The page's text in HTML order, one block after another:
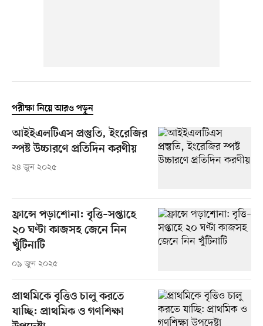
পরীক্ষা নিয়ে আরও পড়ুন
আইইএলটিএস প্রস্তুতি, ইংরেজির
স্পষ্ট উচ্চারণে প্রতিদিন করণীয়
২৪ জুন ২০২৫
ফ্রান্সে পড়াশোনা: বৃত্তি–সপ্তাহে
২০ ঘণ্টা কাজসহ জেনে নিন
খুঁটিনাটি
০৯ জুন ২০২৫
প্রাথমিকে বৃত্তিও চালু করতে
যাচ্ছি: প্রাথমিক ও গণশিক্ষা